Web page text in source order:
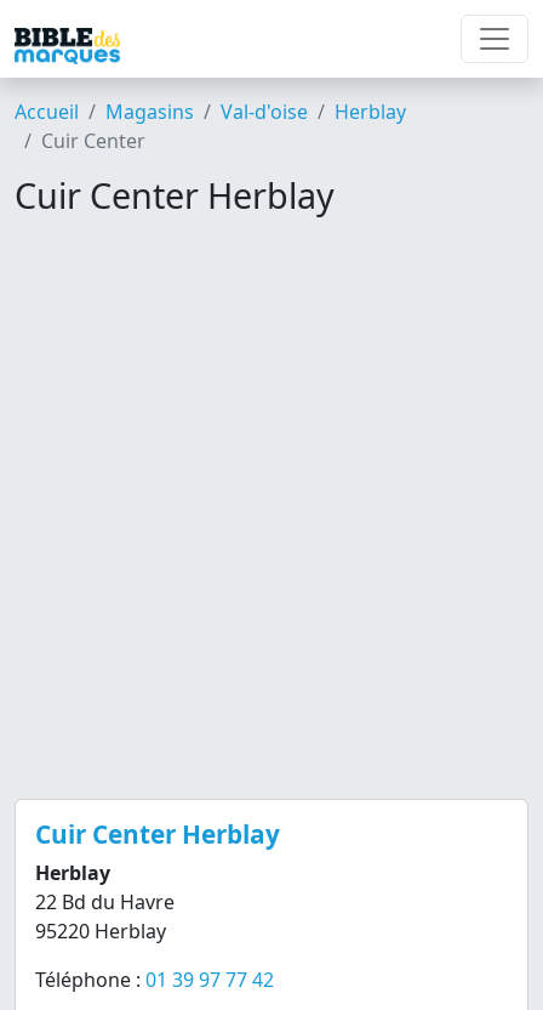
Accueil Magasins Val-d'oise
Herblay
Cuir Center
Cuir Center Herblay
Cuir Center Herblay
Herblay
22 Bd du Havre
95220 Herblay
Téléphone : 01 39 97 77 42